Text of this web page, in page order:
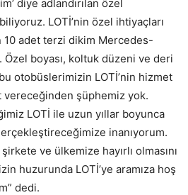
diye adlandırılan özel
LOTİ’nin özel ihtiyaçları
10 adet terzi dikim Mercedes-
Özel boyası, koltuk düzeni ve deri
otobüslerimizin LOTİ’nin hizmet
vereceğinden şüphemiz yok.
LOTİ ile uzun yıllar boyunca
inanıyorum.
ve ülkemize hayırlı olmasını
huzurunda LOTİ’ye aramıza hoş
dedi.